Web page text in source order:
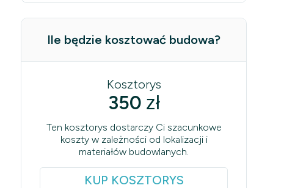
Ile będzie kosztować budowa?
Kosztorys
350 zł
Ten kosztorys dostarczy Ci szacunkowe
koszty w zależności od lokalizacji i
materiałów budowlanych.
KUP KOSZTORYS